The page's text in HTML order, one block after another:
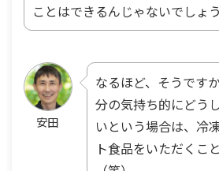
ことはできるんじゃないでしょう
安田
なるほど、そうです
分の気持ち的にどう
いという場合は、冷
ト食品をいただくこ